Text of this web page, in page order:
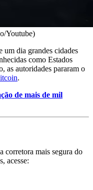
Youtube)
um dia grandes cidades
como Estados
as autoridades pararam o
.
de mais de mil
corretora mais segura do
acesse: